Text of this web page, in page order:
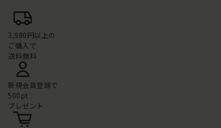
3,980円以上の
ご購入で
送料無料
新規会員登録で
500pt
プレゼント